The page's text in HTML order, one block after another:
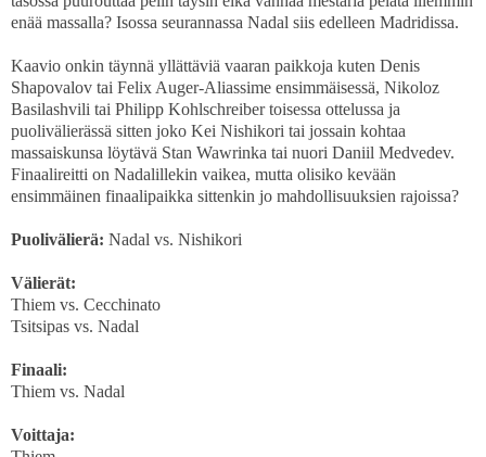
enää massalla? Isossa seurannassa Nadal siis edelleen Madridissa.
Kaavio onkin täynnä yllättäviä vaaran paikkoja kuten Denis
Shapovalov tai Felix Auger-Aliassime ensimmäisessä, Nikoloz
Basilashvili tai Philipp Kohlschreiber toisessa ottelussa ja
puolivälierässä sitten joko Kei Nishikori tai jossain kohtaa
massaiskunsa löytävä Stan Wawrinka tai nuori Daniil Medvedev.
Finaalireitti on Nadalillekin vaikea, mutta olisiko kevään
ensimmäinen finaalipaikka sittenkin jo mahdollisuuksien rajoissa?
Puolivälierä: Nadal vs. Nishikori
Välierät:
Thiem vs. Cecchinato
Tsitsipas vs. Nadal
Finaali:
Thiem vs. Nadal
Voittaja: